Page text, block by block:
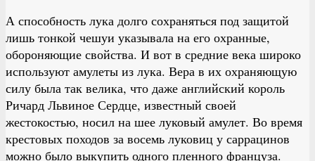
А способность лука долго сохраняться под защитой
лишь тонкой чешуи указывала на его охранные,
обороняющие свойства. И вот в средние века широко
используют амулеты из лука. Вера в их охраняющую
силу была так велика, что даже английский король
Ричард Львиное Сердце, известный своей
жестокостью, носил на шее луковый амулет. Во время
крестовых походов за восемь луковиц у саррацинов
можно было выкупить одного пленного француза.